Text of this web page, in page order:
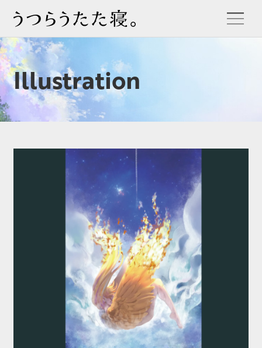
Illustration